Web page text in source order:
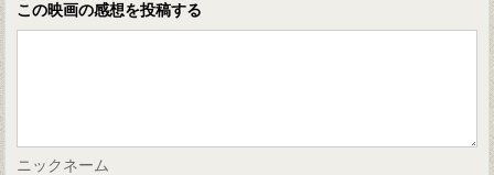
この映画の感想を投稿する
ニックネーム